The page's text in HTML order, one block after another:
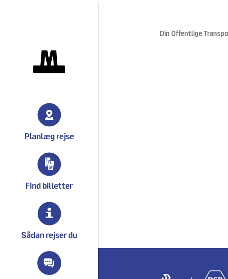
Planlæg rejse
Find billetter
Sådan rejser du
Din Offentlige